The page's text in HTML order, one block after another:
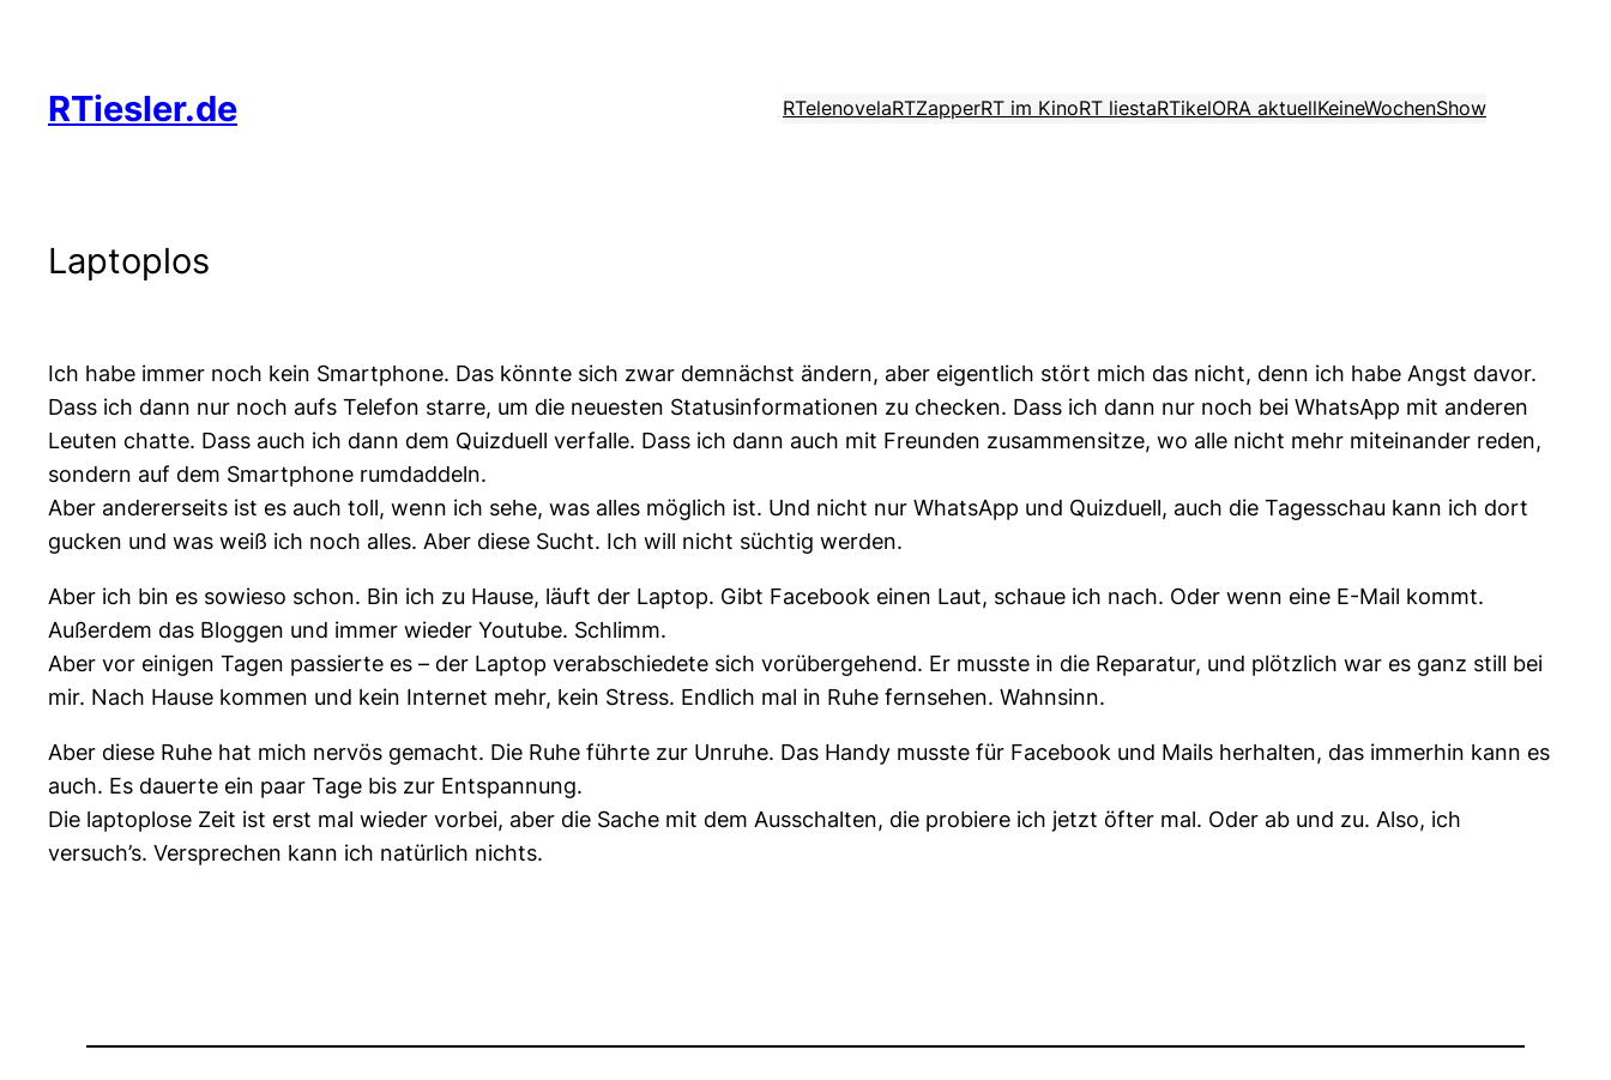
springen
RTiesler.de RTelenovelaRTZapperRT im KinoRT liestaRTikelORA aktuellKeineWochenShow
Laptoplos
Ich habe immer noch kein Smartphone. Das könnte sich zwar demnächst ändern, aber eigentlich stört mich das nicht, denn ich habe Angst davor.
Dass ich dann nur noch aufs Telefon starre, um die neuesten Statusinformationen zu checken. Dass ich dann nur noch bei WhatsApp mit anderen
Leuten chatte. Dass auch ich dann dem Quizduell verfalle. Dass ich dann auch mit Freunden zusammensitze, wo alle nicht mehr miteinander reden,
sondern auf dem Smartphone rumdaddeln.
Aber andererseits ist es auch toll, wenn ich sehe, was alles möglich ist. Und nicht nur WhatsApp und Quizduell, auch die Tagesschau kann ich dort
gucken und was weiß ich noch alles. Aber diese Sucht. Ich will nicht süchtig werden.
Aber ich bin es sowieso schon. Bin ich zu Hause, läuft der Laptop. Gibt Facebook einen Laut, schaue ich nach. Oder wenn eine E-Mail kommt.
Außerdem das Bloggen und immer wieder Youtube. Schlimm.
Aber vor einigen Tagen passierte es – der Laptop verabschiedete sich vorübergehend. Er musste in die Reparatur, und plötzlich war es ganz still bei
mir. Nach Hause kommen und kein Internet mehr, kein Stress. Endlich mal in Ruhe fernsehen. Wahnsinn.
Aber diese Ruhe hat mich nervös gemacht. Die Ruhe führte zur Unruhe. Das Handy musste für Facebook und Mails herhalten, das immerhin kann es
auch. Es dauerte ein paar Tage bis zur Entspannung.
Die laptoplose Zeit ist erst mal wieder vorbei, aber die Sache mit dem Ausschalten, die probiere ich jetzt öfter mal. Oder ab und zu. Also, ich
versuch’s. Versprechen kann ich natürlich nichts.